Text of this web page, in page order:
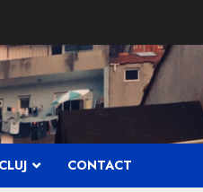
CONTACT